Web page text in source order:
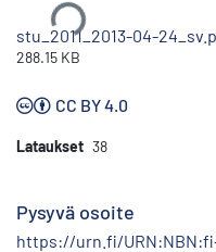
stu_2011_2013-04-
288.15 KB
CC BY 4.0
Lataukset 38
Pysyvä osoite
https://urn.fi/URN:NBN:fi-